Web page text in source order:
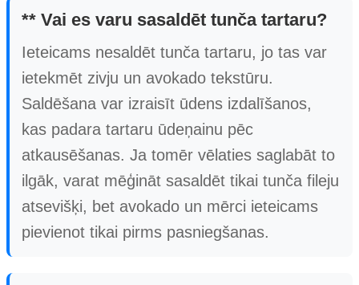
** Vai es varu sasaldēt tunča tartaru?
Ieteicams nesaldēt tunča tartaru, jo tas var
ietekmēt zivju un avokado tekstūru.
Saldēšana var izraisīt ūdens izdalīšanos,
kas padara tartaru ūdeņainu pēc
atkausēšanas. Ja tomēr vēlaties saglabāt to
ilgāk, varat mēģināt sasaldēt tikai tunča fileju
atsevišķi, bet avokado un mērci ieteicams
pievienot tikai pirms pasniegšanas.